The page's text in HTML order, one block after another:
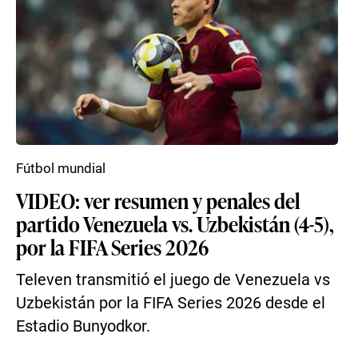
VIDEO: ver resumen y penales del
partido Venezuela vs. Uzbekistán (4-5),
por la FIFA Series 2026
Televen transmitió el juego de Venezuela vs
Uzbekistán por la FIFA Series 2026 desde el
Estadio Bunyodkor.
Fútbol mundial